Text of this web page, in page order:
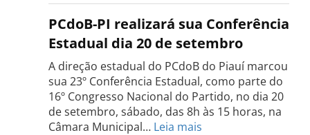
do
PCdoB
Rio
do
Sul
dia
PCdoB-PI realizará sua Conferência
Estadual dia 20 de setembro
A direção estadual do PCdoB do Piauí marcou
sua 23º Conferência Estadual, como parte do
16º Congresso Nacional do Partido, no dia 20
de setembro, sábado, das 8h às 15 horas, na
Câmara Municipal… Leia mais